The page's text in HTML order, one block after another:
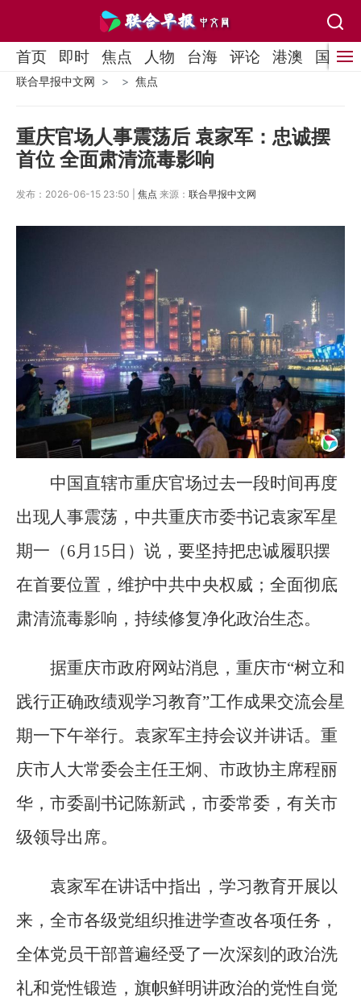
首页 即时 焦点 人物 台海 评论 港澳 国际
联合早报中文网 焦点
重庆官场人事震荡后 袁家军：忠诚摆
首位 全面肃清流毒影响
发布：2026-06-15 23:50 | 焦点 来源： 联合早报中文网
中国直辖市重庆官场过去一段时间再度
出现人事震荡，中共重庆市委书记袁家军星
期一（6月15日）说，要坚持把忠诚履职摆
在首要位置，维护中共中央权威；全面彻底
肃清流毒影响，持续修复净化政治生态。
据重庆市政府网站消息，重庆市“树立和
践行正确政绩观学习教育”工作成果交流会星
期一下午举行。袁家军主持会议并讲话。重
庆市人大常委会主任王炯、市政协主席程丽
华，市委副书记陈新武，市委常委，有关市
级领导出席。
袁家军在讲话中指出，学习教育开展以
来，全市各级党组织推进学查改各项任务，
全体党员干部普遍经受了一次深刻的政治洗
礼和党性锻造，旗帜鲜明讲政治的党性自觉